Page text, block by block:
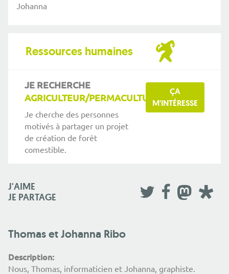
Johanna
Ressources humaines
JE RECHERCHE
AGRICULTEUR/PERMACULTURE...
Je cherche des personnes
motivés à partager un projet
de création de forêt
comestible.
ÇA
M'INTÉRESSE
J'AIME
JE PARTAGE
Thomas et Johanna Ribo
Description:
Nous, Thomas, informaticien et Johanna, graphiste.